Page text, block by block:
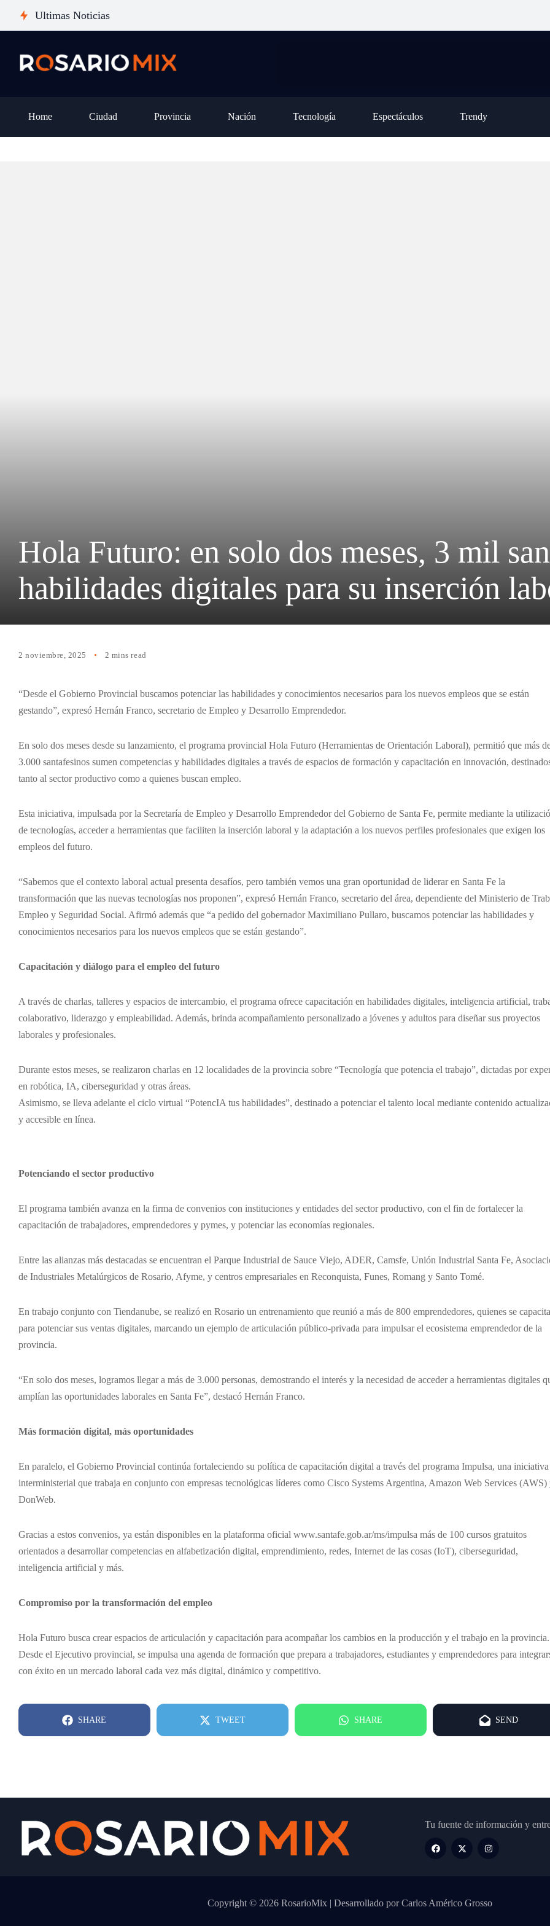
Ultimas Noticias
de Apple?
noviembre
Home Ciudad Provincia Nación Tecnología Espectáculos Trendy
Hola Futuro: en solo dos meses, 3 mil
habilidades digitales para su inserción
2 noviembre, 2025 2 mins read
“Desde el Gobierno Provincial buscamos potenciar las habilidades y conocimientos necesarios para los nuevos empleos que se están
gestando”, expresó Hernán Franco, secretario de Empleo y Desarrollo Emprendedor.
En solo dos meses desde su lanzamiento, el programa provincial Hola Futuro (Herramientas de Orientación Laboral), permitió que más
3.000 santafesinos sumen competencias y habilidades digitales a través de espacios de formación y capacitación en innovación,
tanto al sector productivo como a quienes buscan empleo.
Esta iniciativa, impulsada por la Secretaría de Empleo y Desarrollo Emprendedor del Gobierno de Santa Fe, permite mediante la
de tecnologías, acceder a herramientas que faciliten la inserción laboral y la adaptación a los nuevos perfiles profesionales que exigen los
empleos del futuro.
“Sabemos que el contexto laboral actual presenta desafíos, pero también vemos una gran oportunidad de liderar en Santa Fe la
transformación que las nuevas tecnologías nos proponen”, expresó Hernán Franco, secretario del área, dependiente del Ministerio de
Empleo y Seguridad Social. Afirmó además que “a pedido del gobernador Maximiliano Pullaro, buscamos potenciar las habilidades y
conocimientos necesarios para los nuevos empleos que se están gestando”.
Capacitación y diálogo para el empleo del futuro
A través de charlas, talleres y espacios de intercambio, el programa ofrece capacitación en habilidades digitales, inteligencia artificial,
colaborativo, liderazgo y empleabilidad. Además, brinda acompañamiento personalizado a jóvenes y adultos para diseñar sus proyectos
laborales y profesionales.
Durante estos meses, se realizaron charlas en 12 localidades de la provincia sobre “Tecnología que potencia el trabajo”, dictadas por
en robótica, IA, ciberseguridad y otras áreas.
Asimismo, se lleva adelante el ciclo virtual “PotencIA tus habilidades”, destinado a potenciar el talento local mediante contenido
y accesible en línea.
Potenciando el sector productivo
El programa también avanza en la firma de convenios con instituciones y entidades del sector productivo, con el fin de fortalecer la
capacitación de trabajadores, emprendedores y pymes, y potenciar las economías regionales.
Entre las alianzas más destacadas se encuentran el Parque Industrial de Sauce Viejo, ADER, Camsfe, Unión Industrial Santa Fe,
de Industriales Metalúrgicos de Rosario, Afyme, y centros empresariales en Reconquista, Funes, Romang y Santo Tomé.
En trabajo conjunto con Tiendanube, se realizó en Rosario un entrenamiento que reunió a más de 800 emprendedores, quienes se
para potenciar sus ventas digitales, marcando un ejemplo de articulación público-privada para impulsar el ecosistema emprendedor de la
provincia.
“En solo dos meses, logramos llegar a más de 3.000 personas, demostrando el interés y la necesidad de acceder a herramientas digitales
amplían las oportunidades laborales en Santa Fe”, destacó Hernán Franco.
Más formación digital, más oportunidades
En paralelo, el Gobierno Provincial continúa fortaleciendo su política de capacitación digital a través del programa Impulsa, una iniciativa
interministerial que trabaja en conjunto con empresas tecnológicas líderes como Cisco Systems Argentina, Amazon Web Services (AWS)
DonWeb.
Gracias a estos convenios, ya están disponibles en la plataforma oficial www.santafe.gob.ar/ms/impulsa más de 100 cursos gratuitos
orientados a desarrollar competencias en alfabetización digital, emprendimiento, redes, Internet de las cosas (IoT), ciberseguridad,
inteligencia artificial y más.
Compromiso por la transformación del empleo
Hola Futuro busca crear espacios de articulación y capacitación para acompañar los cambios en la producción y el trabajo en la provincia.
Desde el Ejecutivo provincial, se impulsa una agenda de formación que prepara a trabajadores, estudiantes y emprendedores para
con éxito en un mercado laboral cada vez más digital, dinámico y competitivo.
SHARE TWEET SHARE SEND
Tu fuente de información y
Copyright © 2026 RosarioMix | Desarrollado por Carlos Américo Grosso